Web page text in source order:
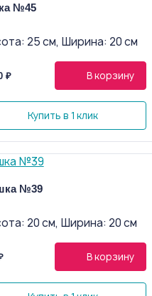
№45
25 см, Ширина: 20 см
₽ В корзину
Купить в 1 клик
№39
20 см, Ширина: 20 см
В корзину